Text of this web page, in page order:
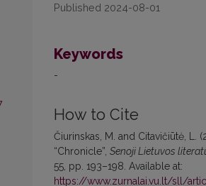
Published 2024-08-01
Keywords
-
How to Cite
Čiurinskas, M. and Citavičiūtė, L.
“Chronicle”, Senoji Lietuvos
55, pp. 193–198. Available at:
https://www.zurnalai.vu.lt/sll/